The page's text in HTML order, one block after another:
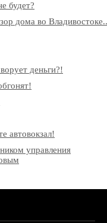
будет?
дома во
деньги?!
автовокзал!
управления